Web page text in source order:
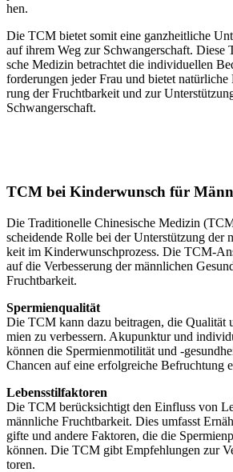
hen.
Die TCM bie­tet somit eine ganz­heit­li­che
auf ihrem Weg zur Schwan­ger­schaft.
sche Medi­zin betrach­tet die indi­vi­du­el­len
for­de­run­gen jeder Frau und bie­tet
rung der Frucht­bar­keit und zur
Schwan­ger­schaft.
TCM bei Kin­der­wunsch für
Die Tra­di­tio­nel­le Chi­ne­si­sche Medi­zin
schei­den­de Rol­le bei der Unter­stüt­zung der
keit im Kin­der­wunsch­pro­zess. Die TCM-
auf die Ver­bes­se­rung der männ­li­chen
Frucht­bar­keit.
Sper­mi­en­qua­li­tät
Die TCM kann dazu bei­tra­gen, die Qua­li­tät
mi­en zu ver­bes­sern. Aku­punk­tur und
kön­nen die Sper­mi­en­moti­li­tät und
Chan­cen auf eine erfolg­rei­che Befruch­tung
Lebens­stil­fak­to­ren
Die TCM berück­sich­tigt den Ein­fluss von
männ­li­che Frucht­bar­keit. Dies umfasst
gif­te und ande­re Fak­to­ren, die die
kön­nen. Die TCM gibt Emp­feh­lun­gen zur
to­ren.